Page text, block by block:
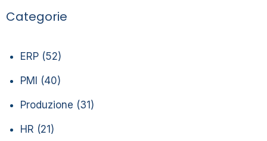
Categorie
ERP (52)
PMI (40)
Produzione (31)
HR (21)